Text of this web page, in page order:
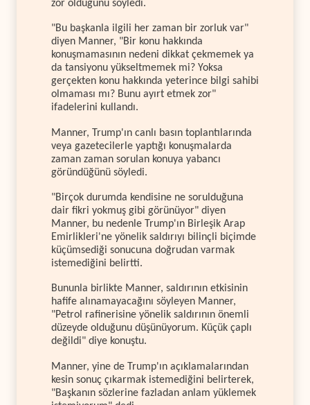
zor olduğunu söyledi.
"Bu başkanla ilgili her zaman bir zorluk var"
diyen Manner, "Bir konu hakkında
konuşmamasının nedeni dikkat çekmemek ya
da tansiyonu yükseltmemek mi? Yoksa
gerçekten konu hakkında yeterince bilgi sahibi
olmaması mı? Bunu ayırt etmek zor"
ifadelerini kullandı.
Manner, Trump'ın canlı basın toplantılarında
veya gazetecilerle yaptığı konuşmalarda
zaman zaman sorulan konuya yabancı
göründüğünü söyledi.
"Birçok durumda kendisine ne sorulduğuna
dair fikri yokmuş gibi görünüyor" diyen
Manner, bu nedenle Trump'ın Birleşik Arap
Emirlikleri'ne yönelik saldırıyı bilinçli biçimde
küçümsediği sonucuna doğrudan varmak
istemediğini belirtti.
Bununla birlikte Manner, saldırının etkisinin
hafife alınamayacağını söyleyen Manner,
"Petrol rafinerisine yönelik saldırının önemli
düzeyde olduğunu düşünüyorum. Küçük çaplı
değildi" diye konuştu.
Manner, yine de Trump'ın açıklamalarından
kesin sonuç çıkarmak istemediğini belirterek,
"Başkanın sözlerine fazladan anlam yüklemek